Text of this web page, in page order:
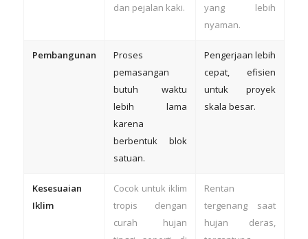
dan pejalan kaki.
yang lebih
nyaman.
Pembangunan
Proses
pemasangan
butuh waktu
lebih lama
karena
berbentuk blok
satuan.
Pengerjaan lebih
cepat, efisien
untuk proyek
skala besar.
Kesesuaian
Iklim
Cocok untuk iklim
tropis dengan
curah hujan
Rentan
tergenang saat
hujan deras,